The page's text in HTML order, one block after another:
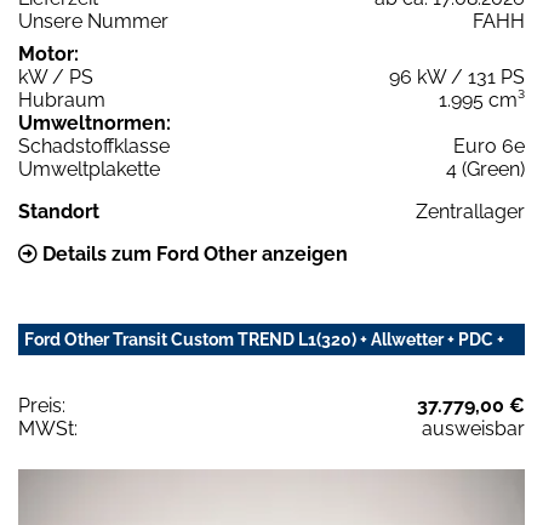
Unsere Nummer
FAHH
Motor:
kW / PS
96 kW / 131 PS
Hubraum
1.995 cm³
Umweltnormen:
Schadstoffklasse
Euro 6e
Umweltplakette
4 (Green)
Standort
Zentrallager
Details zum Ford Other anzeigen
Ford Other Transit Custom TREND L1(320) + Allwetter + PDC +
Preis:
37.779,00 €
MWSt:
ausweisbar